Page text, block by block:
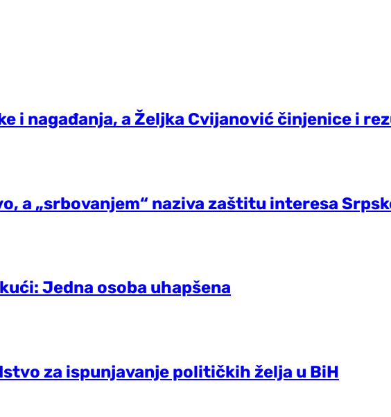
i nagađanja, a Željka Cvijanović činjenice i
a „srbovanjem“ naziva zaštitu interesa
Jedna osoba uhapšena
za ispunjavanje političkih želja u BiH